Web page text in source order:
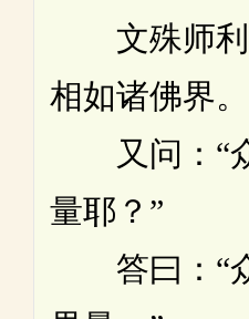
文殊师利
相如诸佛界
又问：“
量耶？”
答曰：“